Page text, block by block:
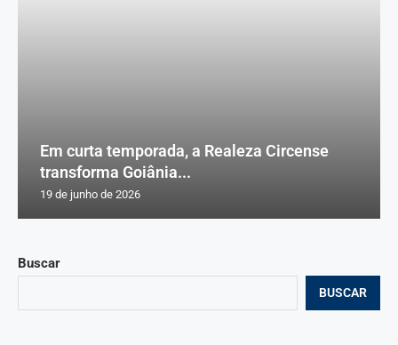
Buscar
BUSCAR
Em curta temporada, a Realeza Circense
transforma Goiânia...
19 de junho de 2026